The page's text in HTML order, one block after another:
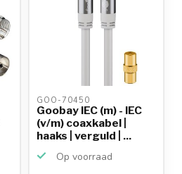
GOO-70450
Goobay IEC (m) - IEC
(v/m) coaxkabel |
haaks | verguld | ...
Op voorraad